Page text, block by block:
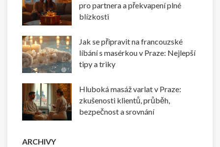
pro partnera a překvapení plné
blízkosti
Jak se připravit na francouzské
líbání s masérkou v Praze: Nejlepší
tipy a triky
Hluboká masáž varlat v Praze:
zkušenosti klientů, průběh,
bezpečnost a srovnání
ARCHIVY